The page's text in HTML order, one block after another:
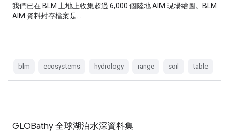
我們已在 BLM 土地上收集超過 6,000 個陸地 AIM 現場繪圖。BLM
AIM 資料封存檔案是…
blm ecosystems hydrology range soil table
GLOBathy 全球湖泊水深資料集